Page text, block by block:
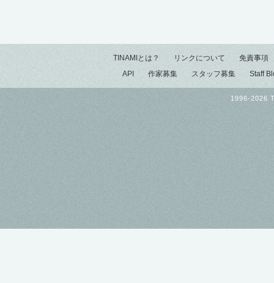
TINAMIとは？ リンクについて
免責事項
API
作家募集 スタッフ募集 Staff
1996-2026